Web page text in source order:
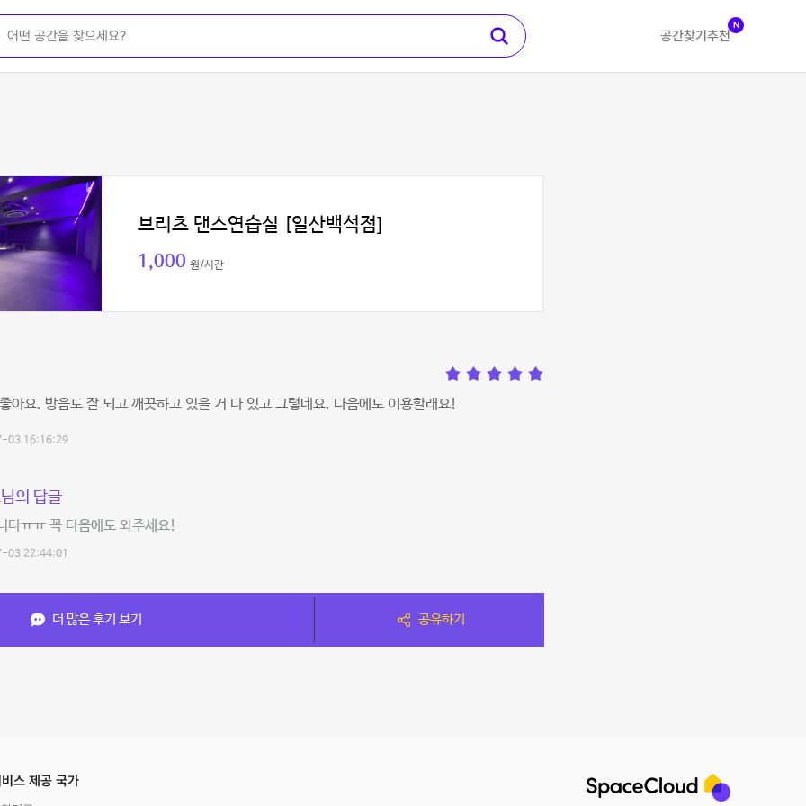
공간찾기 추천
N
브리츠 댄스연습실 [일산백석점]
1,000 원/시간
아요. 방음도 잘 되고 깨끗하고 있을 거 다 있고 그렇네요. 다음에도 이용할래요!
03 16:16:29
의 답글
다ㅠㅠ 꼭 다음에도 와주세요!
03 22:44:01
더 많은 후기 보기 공유하기
스 제공 국가